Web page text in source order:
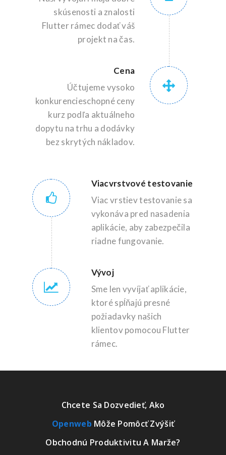
skúsenosti a znalosti
Flutter rámec dodať váš
projekt na čas.
Cena
Účtujeme vysoko
konkurencieschopné ceny
kurz podľa aktuálneho
dopytu na trhu a dodávky
bez skrytých nákladov.
Viacvrstvové testovanie
Viac vrstiev testovanie sa
vykonáva pred nasadenia
aplikácie, aby zabezpečila
riadne fungovanie.
Vývoj
Sme len vyvíjať aplikácie,
ktoré spĺňajú presné
požiadavky našich
klientov pomocou Flutter
rámec.
Chcete Sa Dozvedieť, Ako
Openweb Môže Pomôcť Zvýšiť
Obchodnú Produktivitu A Marže?